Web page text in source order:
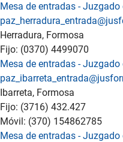
Mesa de entradas - Juzgado
Herradura, Formosa
Fijo: (0370) 4499070
Mesa de entradas - Juzgado
Ibarreta, Formosa
Fijo: (3716) 432.427
Móvil: (370) 154862785
Mesa de entradas -